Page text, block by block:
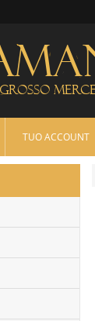
TUO ACCOUNT